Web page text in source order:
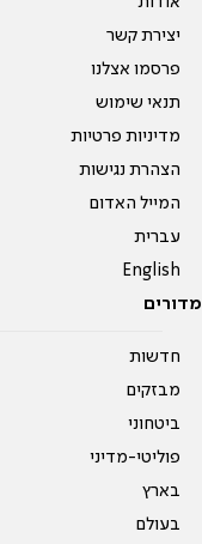
יצירת קשר
פרסמו אצלנו
תנאי שימוש
מדיניות פרטיות
הצהרת נגישות
המייל האדום
עברית
English
מדורים
חדשות
מבזקים
ביטחוני
פוליטי-מדיני
בארץ
בעולם